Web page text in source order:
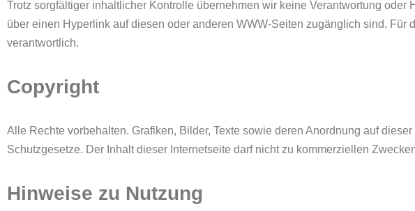
Trotz sorgfältiger inhaltlicher Kontrolle übernehmen wir keine Verantwortung
über einen Hyperlink auf diesen oder anderen WWW-Seiten zugänglich sind.
verantwortlich.
Copyright
Alle Rechte vorbehalten. Grafiken, Bilder, Texte sowie deren Anordnung auf
Schutzgesetze. Der Inhalt dieser Internetseite darf nicht zu kommerziellen
Hinweise zu Nutzung